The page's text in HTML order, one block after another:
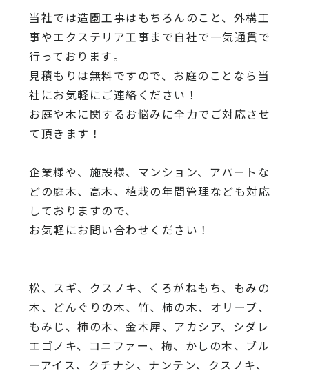
当社では造園工事はもちろんのこと、 外構工
事やエクステリア工事まで自社で一気通貫で
行っております。
見積もりは無料ですので、 お庭のことなら当
社にお気軽にご連絡ください！
お庭や木に関するお悩みに全力でご対応させ
て頂きます！
企業様や、施設様、マンション、アパートな
どの庭木、高木、植栽の年間管理なども対応
しておりますので、
お気軽にお問い合わせください！
松、スギ、クスノキ、くろがねもち、もみの
木、どんぐりの木、 竹、柿の木、オリーブ、
もみじ、柿の木、金木犀、アカシア、 シダレ
エゴノキ、コニファー、梅、かしの木、ブル
ーアイス、 クチナシ、ナンテン、クスノキ、